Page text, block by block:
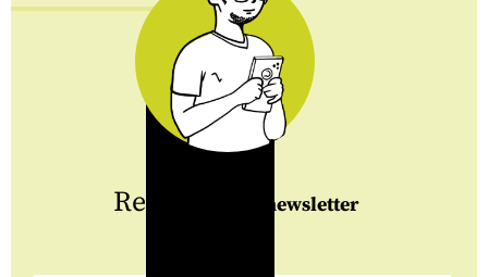
Regístrate al newsletter